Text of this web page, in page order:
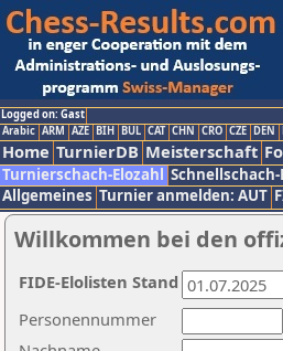
Logged on: Gast
Arabic ARM AZE BIH BUL CAT CHN CRO CZE DEN
Home TurnierDB Meisterschaft
Turnierschach-Elozahl Schnellschach-
Allgemeines Turnier anmelden: AUT
Willkommen bei den
Personennummer
FIDE-Elolisten Stand